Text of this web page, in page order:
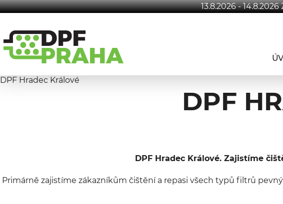
13.8.2026 -
DPF Hradec Králové
DPF
DPF Hradec Králové. Zajistíme
Primárně zajistíme zákazníkům čištění a repasi všech typů filtrů